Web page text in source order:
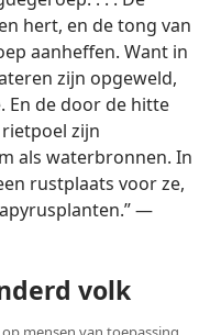
hert, en de tong van
aanheffen. Want in
zijn opgeweld,
En de door de hitte
zijn
als waterbronnen. In
rustplaats voor ze,
—
volk